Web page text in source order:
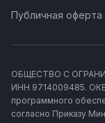
Публичная оферта
ОБЩЕСТВО С
ИНН 9714009485.
программного
согласно Приказу